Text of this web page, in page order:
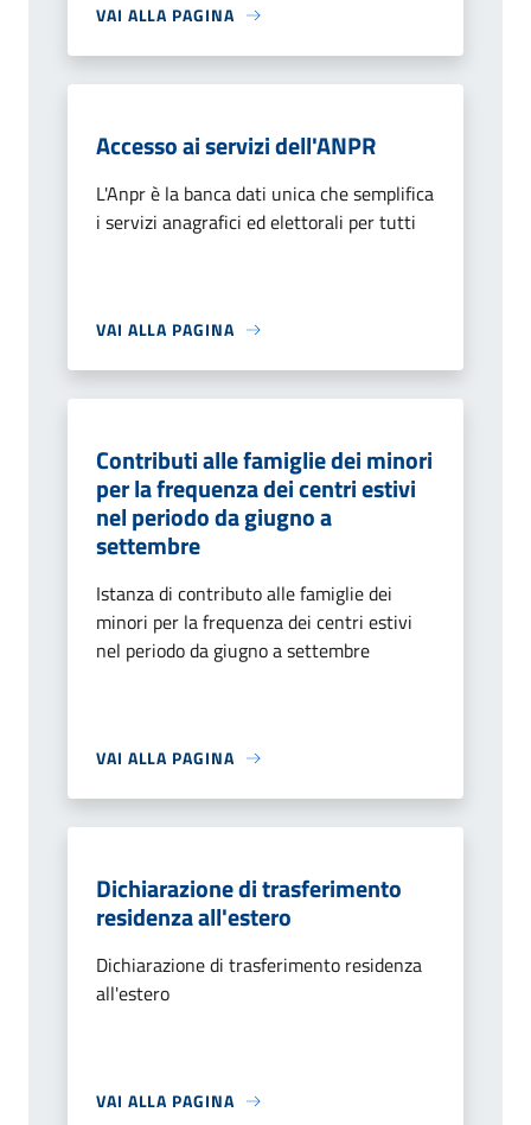
VAI ALLA PAGINA
Accesso ai servizi dell'ANPR
L'Anpr è la banca dati unica che semplifica
i servizi anagrafici ed elettorali per tutti
VAI ALLA PAGINA
Contributi alle famiglie dei minori
per la frequenza dei centri estivi
nel periodo da giugno a
settembre
Istanza di contributo alle famiglie dei
minori per la frequenza dei centri estivi
nel periodo da giugno a settembre
VAI ALLA PAGINA
Dichiarazione di trasferimento
residenza all'estero
Dichiarazione di trasferimento residenza
all'estero
VAI ALLA PAGINA